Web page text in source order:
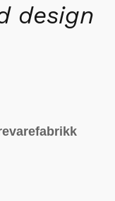
design